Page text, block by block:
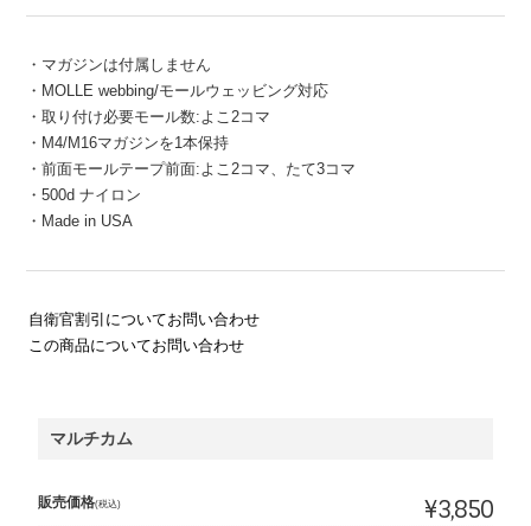
・マガジンは付属しません
・MOLLE webbing/モールウェッビング対応
・取り付け必要モール数:よこ2コマ
・M4/M16マガジンを1本保持
・前面モールテープ前面:よこ2コマ、たて3コマ
・500d ナイロン
・Made in USA
自衛官割引についてお問い合わせ
この商品についてお問い合わせ
マルチカム
販売価格(税込) ¥3,850